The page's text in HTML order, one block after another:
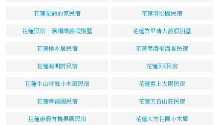
花蓮星爺的家民宿 花蓮羽松園民宿
花蓮民宿‧洄瀾灣渡假別墅 花蓮峇里情人渡假別墅
花蓮檜木居民宿 花蓮草海桐海景民宿
花蓮海明蔚民宿 花蓮RK民宿
花蓮牛山呼庭小木屋民宿 花蓮雲上太陽民宿
花蓮幸福圓民宿 花蓮天石山莊民宿
花蓮康晨有機果園民宿 花蓮大方花園小木屋